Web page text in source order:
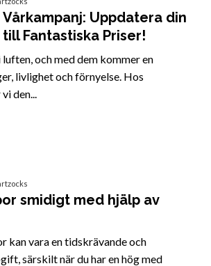
Uppdatera din
Fantastiska Priser!
och med dem kommer en
livlighet och förnyelse. Hos
den...
smidigt med hjälp av
kan vara en tidskrävande och
särskilt när du har en hög med